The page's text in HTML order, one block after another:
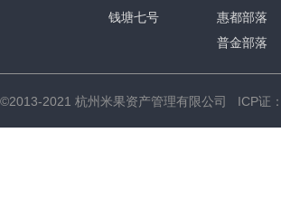
钱塘七号
惠都部落
普金部落
©2013-2021 杭州米果资产管理有限公司 ICP证：